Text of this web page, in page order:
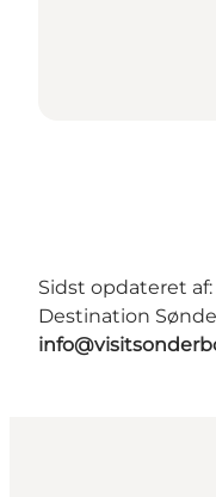
Sidst opdateret af:
Destination